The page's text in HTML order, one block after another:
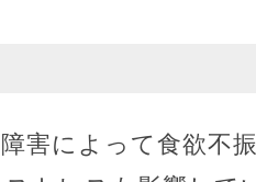
害によって食欲不